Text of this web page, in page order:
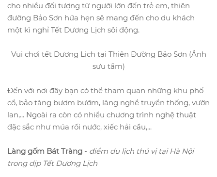
cho nhiều đối tượng từ người lớn đến trẻ em, thiên
đường Bảo Sơn hứa hẹn sẽ mang đến cho du khách
một kì nghỉ Tết Dương Lịch sôi động.
Vui chơi tết Dương Lịch tại Thiên Đường Bảo Sơn (Ảnh
sưu tầm)
Đến với nơi đây bạn có thể tham quan những khu phố
cổ, bảo tàng bươm bướm, làng nghề truyền thống, vườn
lan,... Ngoài ra còn có nhiều chương trình nghệ thuật
đặc sắc như múa rối nước, xiếc hải cẩu,...
Làng gốm Bát Tràng - điểm du lịch thú vị tại Hà Nội
trong dịp Tết Dương Lịch